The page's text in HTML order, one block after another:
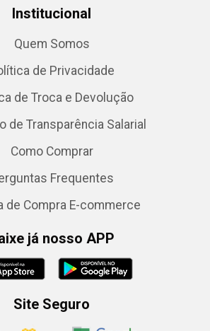
Institucional
Quem Somos
de Privacidade
de Troca e Devolução
de Transparência Salarial
Como Comprar
Frequentes
de Compra E-commerce
já nosso APP
Site Seguro